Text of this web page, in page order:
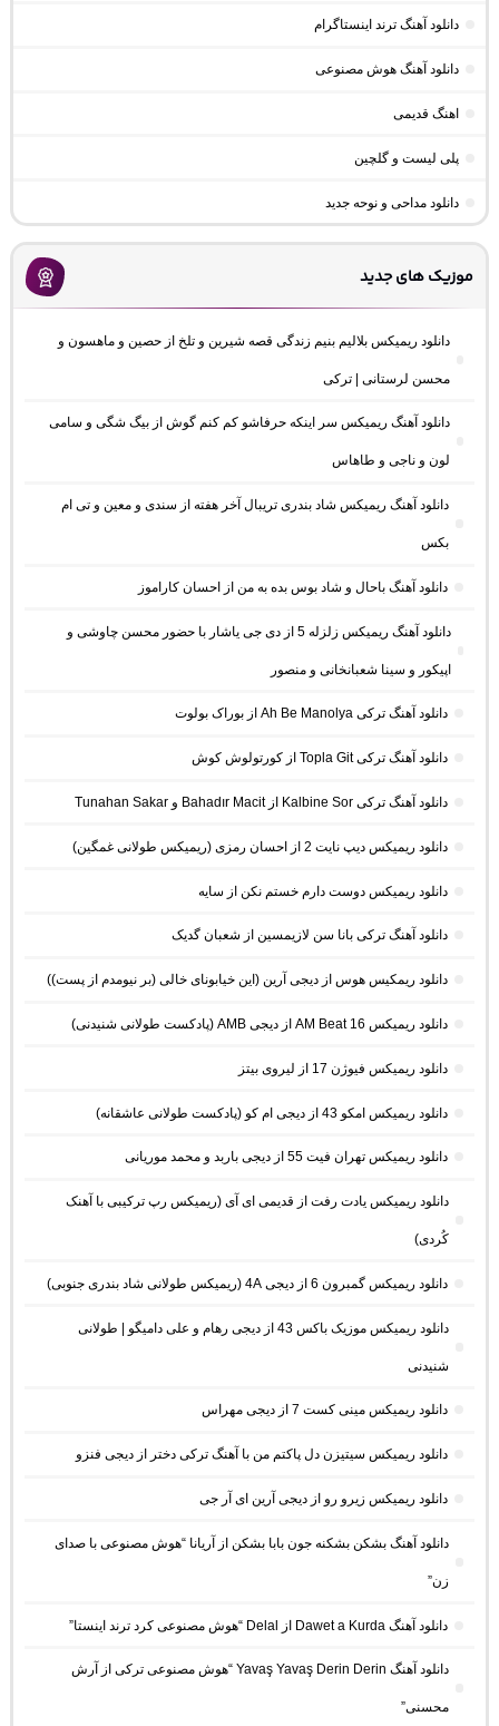
دانلود آهنگ ترند اینستاگرام
دانلود آهنگ هوش مصنوعی
اهنگ قدیمی
پلی لیست و گلچین
دانلود مداحی و نوحه جدید
موزیک های جدید
دانلود ریمیکس بلالیم بنیم زندگی قصه شیرین و تلخ از حصین و ماهسون و
محسن لرستانی | ترکی
دانلود آهنگ ریمیکس سر اینکه حرفاشو کم کنم گوش از بیگ شگی و سامی
لون و ناجی و طاهاس
دانلود آهنگ ریمیکس شاد بندری تریبال آخر هفته از سندی و معین و تی ام
بکس
دانلود آهنگ باحال و شاد بوس بده به من از احسان کاراموز
دانلود آهنگ ریمیکس زلزله 5 از دی جی یاشار با حضور محسن چاوشی و
اپیکور و سینا شعبانخانی و منصور
دانلود آهنگ ترکی Ah Be Manolya از بوراک بولوت
دانلود آهنگ ترکی Topla Git از کورتولوش کوش
دانلود آهنگ ترکی Kalbine Sor از Bahadır Macit و Tunahan Sakar
دانلود ریمیکس دیپ نایت 2 از احسان رمزی (ریمیکس طولانی غمگین)
دانلود ریمیکس دوست دارم خستم نکن از سایه
دانلود آهنگ ترکی بانا سن لازیمسین از شعبان گدیک
دانلود ریمکیس هوس از دیجی آرین (این خیابونای خالی (بر نیومدم از پست))
دانلود ریمیکس AM Beat 16 از دیجی AMB (پادکست طولانی شنیدنی)
دانلود ریمیکس فیوژن 17 از لیروی بیتز
دانلود ریمیکس امکو 43 از دیجی ام کو (پادکست طولانی عاشقانه)
دانلود ریمیکس تهران فیت 55 از دیجی باربد و محمد موریانی
دانلود ریمیکس یادت رفت از قدیمی ای آی (ریمیکس رپ ترکیبی با آهنک
کُردی)
دانلود ریمیکس گمبرون 6 از دیجی 4A (ریمیکس طولانی شاد بندری جنوبی)
دانلود ریمیکس موزیک باکس 43 از دیجی رهام و علی دامیگو | طولانی
شنیدنی
دانلود ریمیکس مینی کست 7 از دیجی مهراس
دانلود ریمیکس سیتیزن دل پاکتم من با آهنگ ترکی دختر از دیجی فنزو
دانلود ریمیکس زیرو رو از دیجی آرین ای آر جی
دانلود آهنگ بشکن بشکنه جون بابا بشکن از آریانا “هوش مصنوعی با صدای
زن”
دانلود آهنگ Dawet a Kurda از Delal “هوش مصنوعی کرد ترند اینستا”
دانلود آهنگ Yavaş Yavaş Derin Derin “هوش مصنوعی ترکی از آرش
محسنی”